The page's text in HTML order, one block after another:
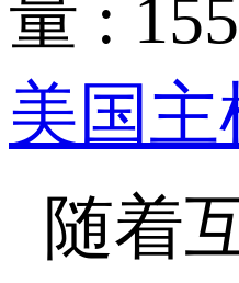
量 :
美国主
随着